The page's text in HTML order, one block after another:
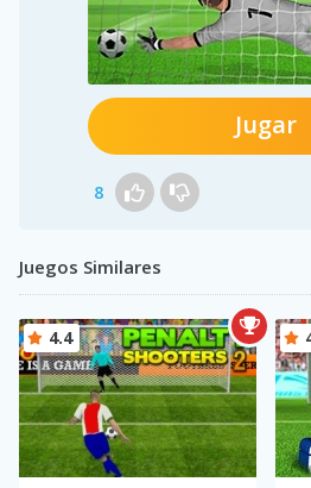
Jugar
8
Juegos Similares
4.4